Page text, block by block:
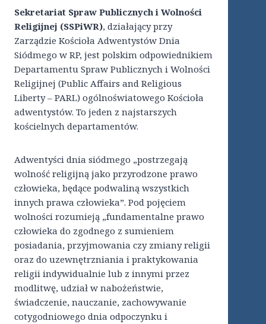
Sekretariat Spraw Publicznych i Wolności
Religijnej (SSPiWR), działający przy
Zarządzie Kościoła Adwentystów Dnia
Siódmego w RP, jest polskim odpowiednikiem
Departamentu Spraw Publicznych i Wolności
Religijnej (Public Affairs and Religious
Liberty – PARL) ogólnoświatowego Kościoła
adwentystów. To jeden z najstarszych
kościelnych departamentów.
Adwentyści dnia siódmego „postrzegają
wolność religijną jako przyrodzone prawo
człowieka, będące podwaliną wszystkich
innych prawa człowieka”. Pod pojęciem
wolności rozumieją „fundamentalne prawo
człowieka do zgodnego z sumieniem
posiadania, przyjmowania czy zmiany religii
oraz do uzewnętrzniania i praktykowania
religii indywidualnie lub z innymi przez
modlitwę, udział w nabożeństwie,
świadczenie, nauczanie, zachowywanie
cotygodniowego dnia odpoczynku i